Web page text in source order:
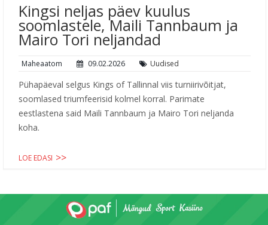
Kingsi neljas päev kuulus
soomlastele, Maili Tannbaum ja
Mairo Tori neljandad
Maheaatom 09.02.2026 Uudised
Pühapäeval selgus Kings of Tallinnal viis turniirivõitjat,
soomlased triumfeerisid kolmel korral. Parimate
eestlastena said Maili Tannbaum ja Mairo Tori neljanda
koha.
LOE EDASI